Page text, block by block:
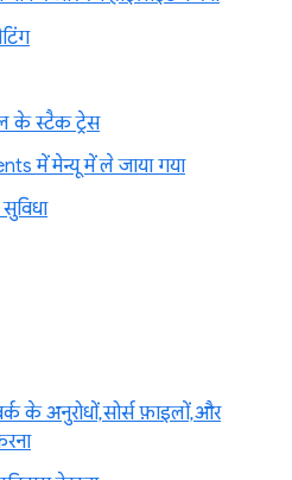
के स्टैक ट्रेस
में मेन्यू में ले जाया गया
के अनुरोधों, सोर्स फ़ाइलों, और